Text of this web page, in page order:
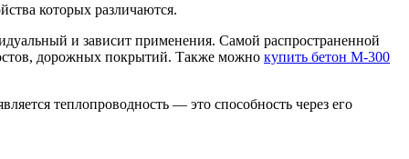
которых различаются.
и зависит применения. Самой распространенной
дорожных покрытий. Также можно купить бетон М-300
теплопроводность — это способность через его